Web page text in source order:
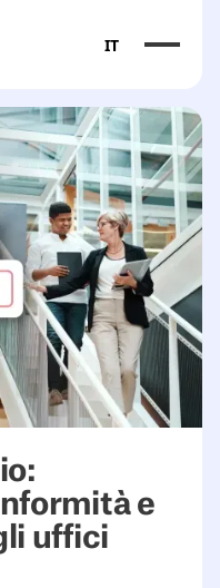
IT
e
uffici